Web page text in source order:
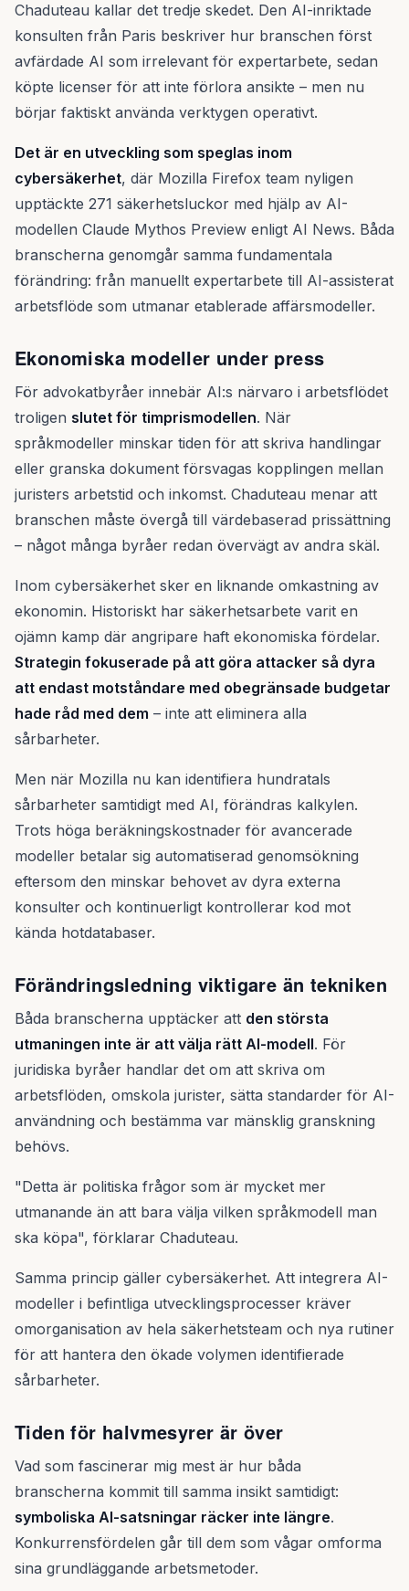
Chaduteau kallar det tredje skedet. Den AI-inriktade
konsulten från Paris beskriver hur branschen först
avfärdade AI som irrelevant för expertarbete, sedan
köpte licenser för att inte förlora ansikte – men nu
börjar faktiskt använda verktygen operativt.
Det är en utveckling som speglas inom
cybersäkerhet, där Mozilla Firefox team nyligen
upptäckte 271 säkerhetsluckor med hjälp av AI-
modellen Claude Mythos Preview enligt AI News. Båda
branscherna genomgår samma fundamentala
förändring: från manuellt expertarbete till AI-assisterat
arbetsflöde som utmanar etablerade affärsmodeller.
Ekonomiska modeller under press
För advokatbyråer innebär AI:s närvaro i arbetsflödet
troligen slutet för timprismodellen. När
språkmodeller minskar tiden för att skriva handlingar
eller granska dokument försvagas kopplingen mellan
juristers arbetstid och inkomst. Chaduteau menar att
branschen måste övergå till värdebaserad prissättning
– något många byråer redan övervägt av andra skäl.
Inom cybersäkerhet sker en liknande omkastning av
ekonomin. Historiskt har säkerhetsarbete varit en
ojämn kamp där angripare haft ekonomiska fördelar.
Strategin fokuserade på att göra attacker så dyra
att endast motståndare med obegränsade budgetar
hade råd med dem – inte att eliminera alla
sårbarheter.
Men när Mozilla nu kan identifiera hundratals
sårbarheter samtidigt med AI, förändras kalkylen.
Trots höga beräkningskostnader för avancerade
modeller betalar sig automatiserad genomsökning
eftersom den minskar behovet av dyra externa
konsulter och kontinuerligt kontrollerar kod mot
kända hotdatabaser.
Förändringsledning viktigare än tekniken
Båda branscherna upptäcker att den största
utmaningen inte är att välja rätt AI-modell. För
juridiska byråer handlar det om att skriva om
arbetsflöden, omskola jurister, sätta standarder för AI-
användning och bestämma var mänsklig granskning
behövs.
"Detta är politiska frågor som är mycket mer
utmanande än att bara välja vilken språkmodell man
ska köpa", förklarar Chaduteau.
Samma princip gäller cybersäkerhet. Att integrera AI-
modeller i befintliga utvecklingsprocesser kräver
omorganisation av hela säkerhetsteam och nya rutiner
för att hantera den ökade volymen identifierade
sårbarheter.
Tiden för halvmesyrer är över
Vad som fascinerar mig mest är hur båda
branscherna kommit till samma insikt samtidigt:
symboliska AI-satsningar räcker inte längre.
Konkurrensfördelen går till dem som vågar omforma
sina grundläggande arbetsmetoder.